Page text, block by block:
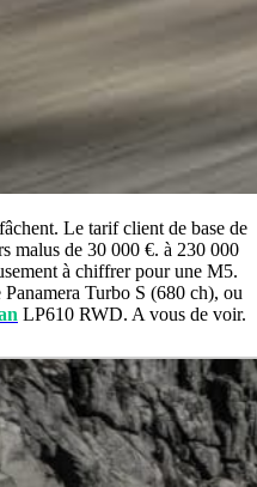
Le tarif client de base de
malus de 30 000 €. à 230 000
à chiffrer pour une M5.
Turbo S (680 ch), ou
LP610 RWD. A vous de voir.